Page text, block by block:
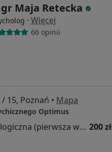
Maja Retecka
· Więcej
66 opinii
/ 15, Poznań • Mapa
Optimus
Konsultacja psychologiczna (pierwsza wizyta) 200 zł